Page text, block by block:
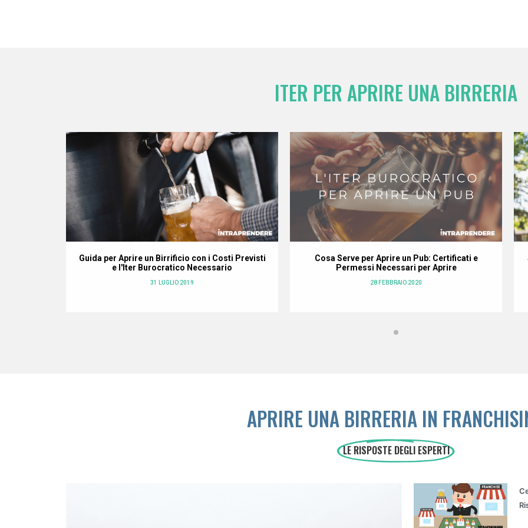
ITER PER APRIRE UNA BIRRERIA
Guida per Aprire un Birrificio con i Costi Previsti
e l'Iter Burocratico Necessario
31 LUGLIO 2019
Cosa Serve per Aprire un Pub: Certificati e
Permessi Necessari per Aprire
28 FEBBRAIO 2020
APRIRE UNA BIRRERIA IN
LE RISPOSTE DEGLI ESPERTI